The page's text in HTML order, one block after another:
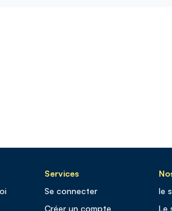
Services
Se connecter
Créer un compte
le
Le